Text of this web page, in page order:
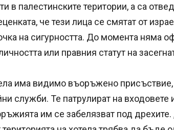
в палестинските територии, а са
че тези лица се смятат от
на сигурността. До момента няма
или правния статут на
има видимо въоръжено
служби. Те патрулират на входовете
им се забелязват под дрехите.